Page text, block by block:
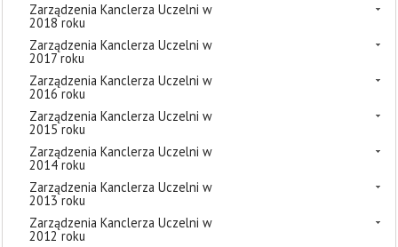
Zarządzenia Kanclerza Uczelni w
2018 roku
Zarządzenia Kanclerza Uczelni w
2017 roku
Zarządzenia Kanclerza Uczelni w
2016 roku
Zarządzenia Kanclerza Uczelni w
2015 roku
Zarządzenia Kanclerza Uczelni w
2014 roku
Zarządzenia Kanclerza Uczelni w
2013 roku
Zarządzenia Kanclerza Uczelni w
2012 roku